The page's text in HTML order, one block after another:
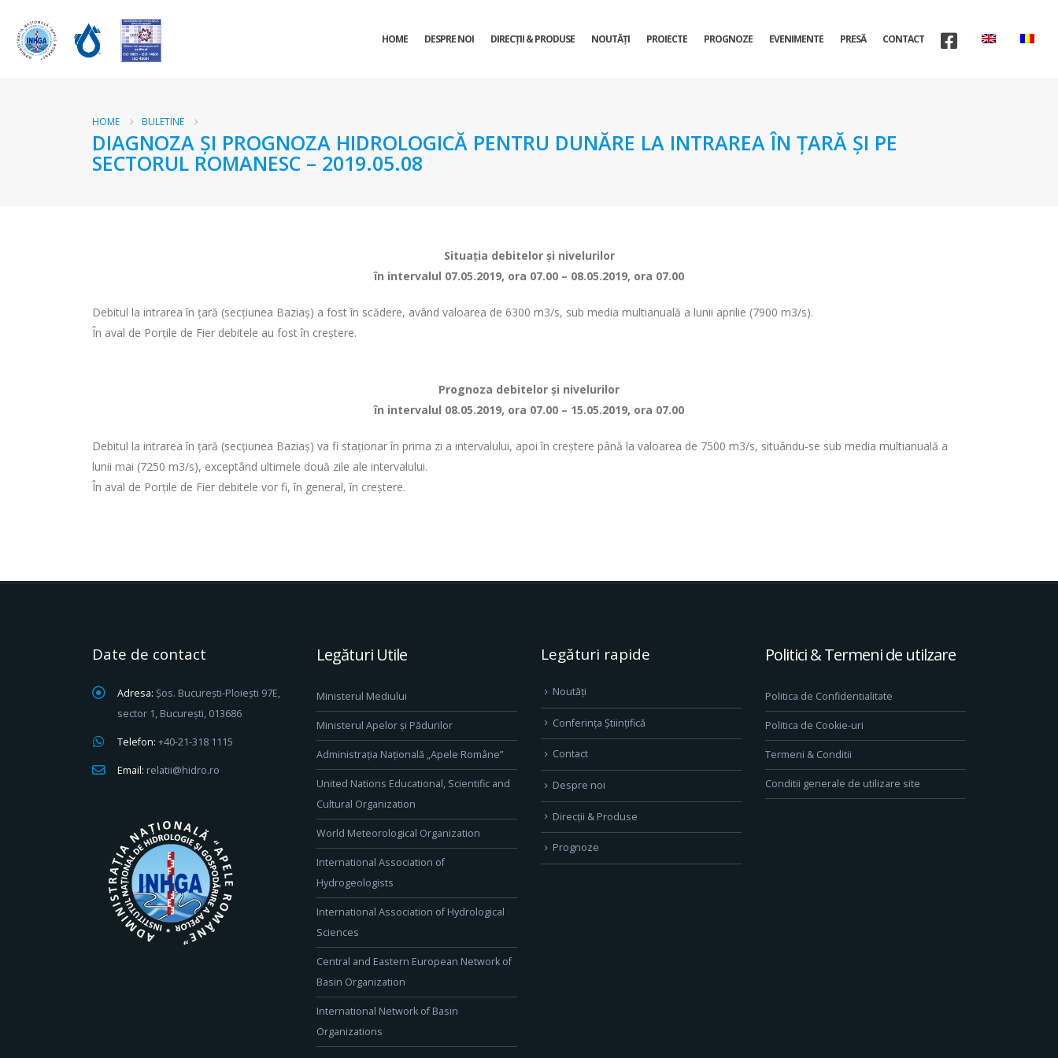
HOME DESPRE NOI DIRECŢII & PRODUSE NOUTĂȚI PROIECTE PROGNOZE EVENIMENTE PRESĂ CONTACT
HOME BULETINE
DIAGNOZA ŞI PROGNOZA HIDROLOGICĂ PENTRU DUNĂRE LA INTRAREA ÎN ŢARĂ ŞI PE
SECTORUL ROMANESC – 2019.05.08
Situaţia debitelor şi nivelurilor
în intervalul 07.05.2019, ora 07.00 – 08.05.2019, ora 07.00
Debitul la intrarea în ţară (secţiunea Baziaş) a fost în scădere, având valoarea de 6300 m3/s, sub media multianuală a lunii aprilie (7900 m3/s).
În aval de Porţile de Fier debitele au fost în creștere.
Prognoza debitelor şi nivelurilor
în intervalul 08.05.2019, ora 07.00 – 15.05.2019, ora 07.00
Debitul la intrarea în ţară (secţiunea Baziaş) va fi staționar în prima zi a intervalului, apoi în creștere până la valoarea de 7500 m3/s, situându-se sub media multianuală a
lunii mai (7250 m3/s), exceptând ultimele două zile ale intervalului.
În aval de Porţile de Fier debitele vor fi, în general, în creștere.
Date de contact
Adresa: Șos. București-Ploiești 97E,
sector 1, București, 013686
Telefon: +40-21-318 1115
Email: relatii@hidro.ro
Legături Utile
Ministerul Mediului
Ministerul Apelor și Pădurilor
Administrația Națională „Apele Române”
United Nations Educational, Scientific and
Cultural Organization
World Meteorological Organization
International Association of
Hydrogeologists
International Association of Hydrological
Sciences
Central and Eastern European Network of
Basin Organization
International Network of Basin
Organizations
Legături rapide
Noutăți
Conferința Științifică
Contact
Despre noi
Direcţii & Produse
Prognoze
Politici & Termeni de utilzare
Politica de Confidentialitate
Politica de Cookie-uri
Termeni & Conditii
Conditii generale de utilizare site